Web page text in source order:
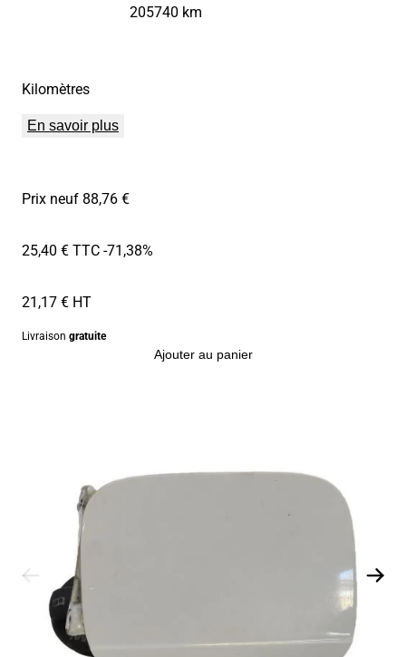
Kilomètres
205740 km
En savoir plus
Prix neuf 88,76 €
25,40 € TTC-71,38%
21,17 € HT
Livraison gratuite
Ajouter au panier